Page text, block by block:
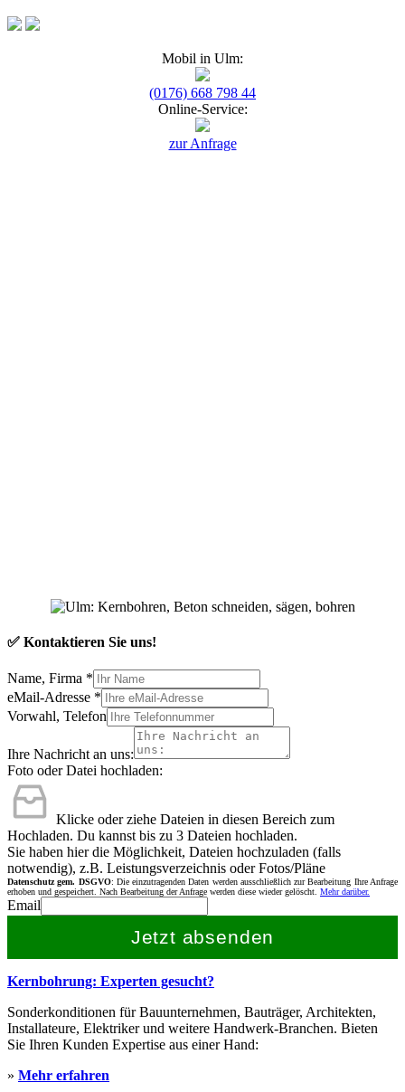
Mobil in Ulm:
(0176) 668 798 44
Online-Service:
zur Anfrage
✅ Kontaktieren Sie uns!
Name, Firma *
eMail-Adresse *
Vorwahl, Telefon
Ihre Nachricht an uns:
Foto oder Datei hochladen:
Klicke oder ziehe Dateien in diesen Bereich zum
Hochladen. Du kannst bis zu 3 Dateien hochladen.
Sie haben hier die Möglichkeit, Dateien hochzuladen (falls
notwendig), z.B. Leistungsverzeichnis oder Fotos/Pläne
Datenschutz gem. DSGVO: Die einzutragenden Daten werden ausschließlich zur Bearbeitung Ihre Anfrage
erhoben und gespeichert. Nach Bearbeitung der Anfrage werden diese wieder gelöscht. Mehr darüber.
Email
Jetzt absenden
Kernbohrung: Experten gesucht?
Sonderkonditionen für Bauunternehmen, Bauträger, Architekten,
Installateure, Elektriker und weitere Handwerk-Branchen. Bieten
Sie Ihren Kunden Expertise aus einer Hand:
» Mehr erfahren